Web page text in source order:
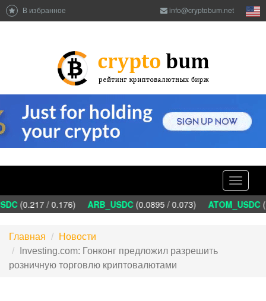
В избранное info@cryptobum.net
Toggle
(0.217 / 0.176) ARB_USDC(0.0895 / 0.073) ATOM_USDC
Главная
Новости
Investing.com: Гонконг предложил разрешить
розничную торговлю криптовалютами